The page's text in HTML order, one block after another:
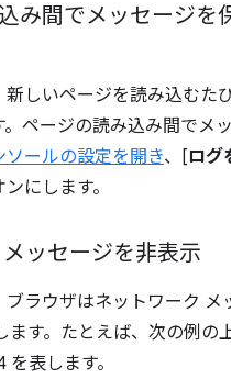
み間でメッセージを
しいページを読み込むた
ページの読み込み間でメ
ソールの設定を開き、[ログ
にします。
ッセージを非表示
ラウザはネットワーク メ
ます。たとえば、次の例の
表します。